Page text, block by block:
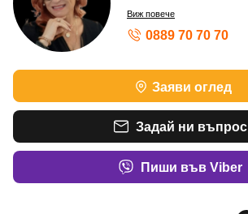
Виж повече
0889 70 70 70
Заяви оглед
Задай ни въпрос
Пиши във Viber